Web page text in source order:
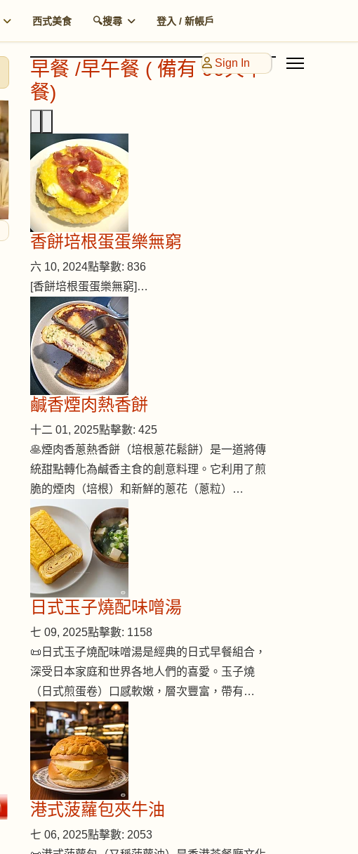
西式美食 🔍搜尋 登入 / 新帳戶
Sign In
早餐 /早午餐 ( 備有 90天早
餐)
香餅培根蛋蛋樂無窮
六 10, 2024點擊數: 836
[香餅培根蛋蛋樂無窮]…
鹹香煙肉熱香餅
十二 01, 2025點擊數: 425
🥞煙肉香蔥熱香餅（培根蔥花鬆餅）是一道將傳
統甜點轉化為鹹香主食的創意料理。它利用了煎
脆的煙肉（培根）和新鮮的蔥花（蔥粒）…
日式玉子燒配味噌湯
七 09, 2025點擊數: 1158
📜日式玉子燒配味噌湯是經典的日式早餐組合，
深受日本家庭和世界各地人們的喜愛。玉子燒
（日式煎蛋卷）口感軟嫩，層次豐富，帶有…
港式菠蘿包夾牛油
七 06, 2025點擊數: 2053